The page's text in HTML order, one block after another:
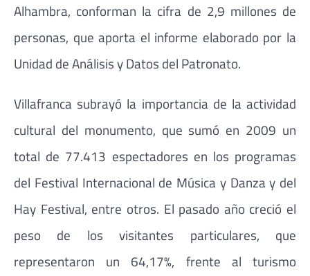
Alhambra, conforman la cifra de 2,9 millones de
personas, que aporta el informe elaborado por la
Unidad de Análisis y Datos del Patronato.
Villafranca subrayó la importancia de la actividad
cultural del monumento, que sumó en 2009 un
total de 77.413 espectadores en los programas
del Festival Internacional de Música y Danza y del
Hay Festival, entre otros. El pasado año creció el
peso de los visitantes particulares, que
representaron un 64,17%, frente al turismo